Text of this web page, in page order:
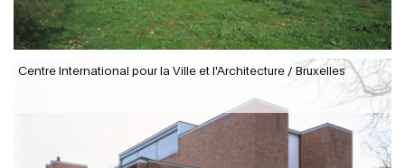
Centre International pour la Ville et l'Architecture / Bruxelles